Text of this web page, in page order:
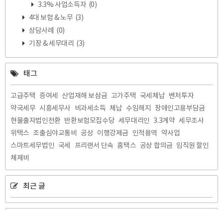
3.3% 사업소득자 (0)
4대 보험 & 노무 (3)
상담사례 (0)
기장 & 세무대리 (3)
태그
고급주택 증여세 산업재해 보삼금 고가주택 국세체납 벤처투자
약국세무 시흥세무사 비과세소득 체납 수임해지
장애인고용부담금
현물출자법인전환 반환보험모집수당 세무대리인 3.3계약 세무조사
위택스 조출심야교통비 공상 이행강제금 인적용역
약사업
스마트세무법인 국세 프리랜서 단속 홈택스 공상 합의금 임직원 할인
체제비
최근 글